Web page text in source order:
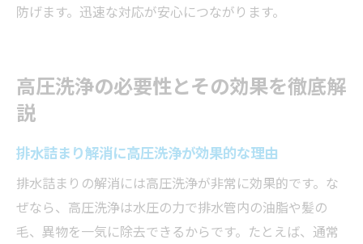
防げます。迅速な対応が安心につながります。
高圧洗浄の必要性とその効果を徹底解
説
排水詰まり解消に高圧洗浄が効果的な理由
排水詰まりの解消には高圧洗浄が非常に効果的です。な
ぜなら、高圧洗浄は水圧の力で排水管内の油脂や髪の
毛、異物を一気に除去できるからです。たとえば、通常